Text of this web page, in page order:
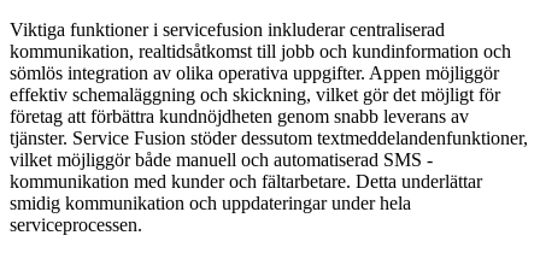
Viktiga funktioner i servicefusion inkluderar centraliserad
kommunikation, realtidsåtkomst till jobb och kundinformation och
sömlös integration av olika operativa uppgifter. Appen möjliggör
effektiv schemaläggning och skickning, vilket gör det möjligt för
företag att förbättra kundnöjdheten genom snabb leverans av
tjänster. Service Fusion stöder dessutom textmeddelandenfunktioner,
vilket möjliggör både manuell och automatiserad SMS -
kommunikation med kunder och fältarbetare. Detta underlättar
smidig kommunikation och uppdateringar under hela
serviceprocessen.